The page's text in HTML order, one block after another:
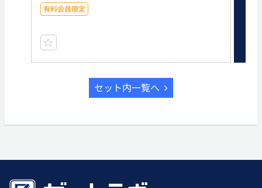
有料会員限定
セット内一覧へ